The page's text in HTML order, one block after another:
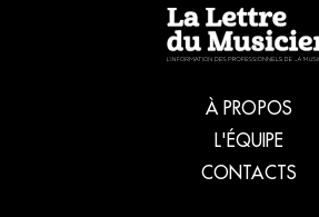
À PROPOS
L'ÉQUIPE
CONTACTS